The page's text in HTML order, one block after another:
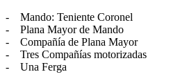
- Mando: Teniente Coronel
- Plana Mayor de Mando
- Compañía de Plana Mayor
- Tres Compañías motorizadas
- Una Ferga